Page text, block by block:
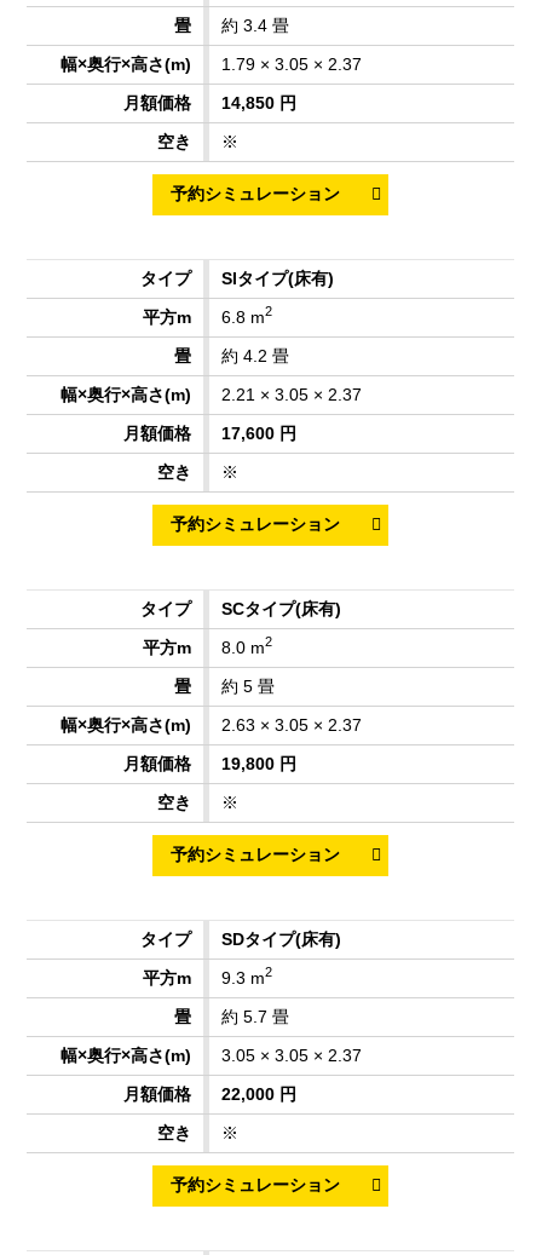
約 3.4 畳
1.79 × 3.05 × 2.37
14,850 円
※
SIタイプ(床有)
6.8 m2
約 4.2 畳
2.21 × 3.05 × 2.37
17,600 円
※
SCタイプ(床有)
8.0 m2
約 5 畳
2.63 × 3.05 × 2.37
19,800 円
※
SDタイプ(床有)
9.3 m2
約 5.7 畳
3.05 × 3.05 × 2.37
22,000 円
※